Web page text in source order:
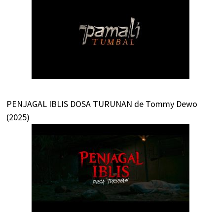
PENJAGAL IBLIS DOSA TURUNAN de Tommy Dewo
(2025)